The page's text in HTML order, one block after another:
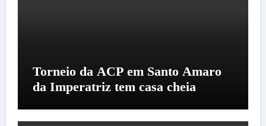
Torneio da ACP em Santo Amaro
da Imperatriz tem casa cheia